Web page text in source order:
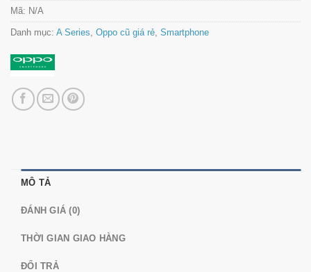
Mã: N/A
Danh mục: A Series, Oppo cũ giá rẻ, Smartphone
MÔ TẢ
ĐÁNH GIÁ (0)
THỜI GIAN GIAO HÀNG
ĐỔI TRẢ